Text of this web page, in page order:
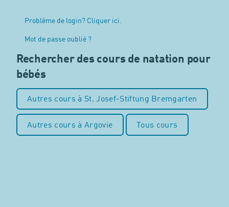
Problème de login? Cliquer ici.
Mot de passe oublié ?
Rechercher des cours de natation pour
bébés
Autres cours à St. Josef-Stiftung Bremgarten
Autres cours à Argovie Tous cours